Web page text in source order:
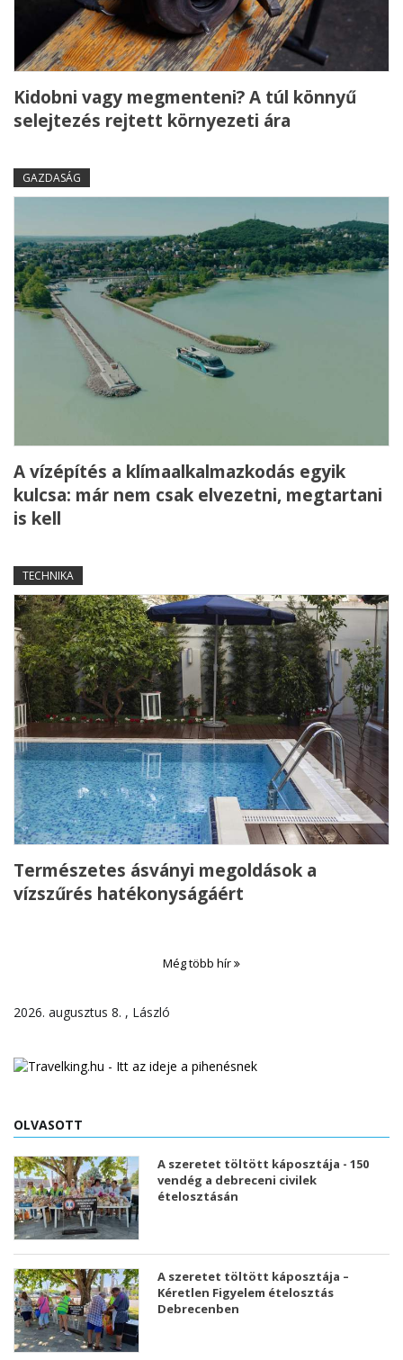
Kidobni vagy megmenteni? A túl könnyű
selejtezés rejtett környezeti ára
GAZDASÁG
A vízépítés a klímaalkalmazkodás egyik
kulcsa: már nem csak elvezetni, megtartani
is kell
TECHNIKA
Természetes ásványi megoldások a
vízszűrés hatékonyságáért
Még több hír
2026. augusztus 8. , László
OLVASOTT
A szeretet töltött káposztája - 150
vendég a debreceni civilek
ételosztásán
A szeretet töltött káposztája –
Kéretlen Figyelem ételosztás
Debrecenben